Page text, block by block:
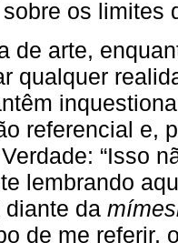
os limites
de arte,
qualquer
referencial e,
“Isso
lembrando
da
de me referir,